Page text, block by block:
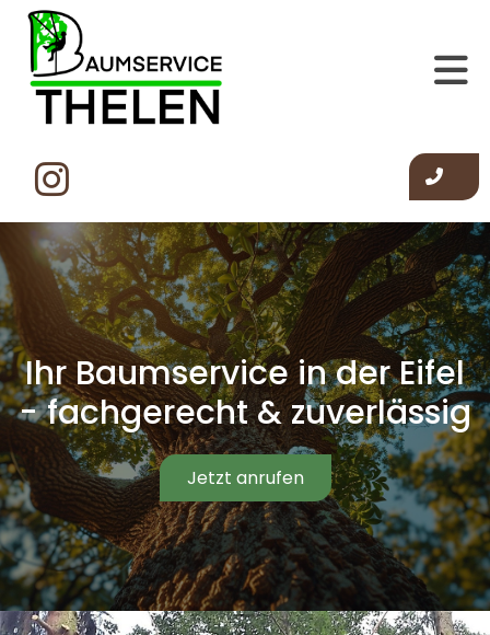
Zum Inhalt springen
Ihr Baumservice in der Eifel
- fachgerecht & zuverlässig
Jetzt anrufen